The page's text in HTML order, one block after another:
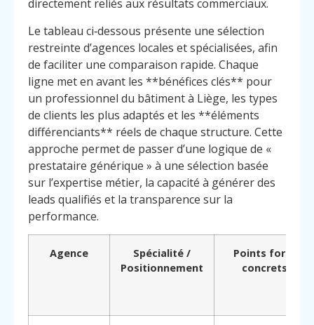
directement reliés aux résultats commerciaux.
Le tableau ci‑dessous présente une sélection
restreinte d’agences locales et spécialisées, afin
de faciliter une comparaison rapide. Chaque
ligne met en avant les **bénéfices clés** pour
un professionnel du bâtiment à Liège, les types
de clients les plus adaptés et les **éléments
différenciants** réels de chaque structure. Cette
approche permet de passer d’une logique de «
prestataire générique » à une sélection basée
sur l’expertise métier, la capacité à générer des
leads qualifiés et la transparence sur la
performance.
Agence
Spécialité /
Positionnement
Points forts
concrets